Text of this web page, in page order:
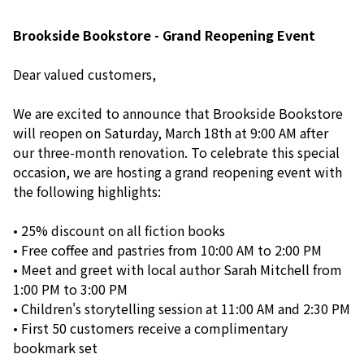
Brookside Bookstore - Grand Reopening Event
Dear valued customers,
We are excited to announce that Brookside Bookstore
will reopen on Saturday, March 18th at 9:00 AM after
our three-month renovation. To celebrate this special
occasion, we are hosting a grand reopening event with
the following highlights:
• 25% discount on all fiction books
• Free coffee and pastries from 10:00 AM to 2:00 PM
• Meet and greet with local author Sarah Mitchell from
1:00 PM to 3:00 PM
• Children's storytelling session at 11:00 AM and 2:30 PM
• First 50 customers receive a complimentary
bookmark set